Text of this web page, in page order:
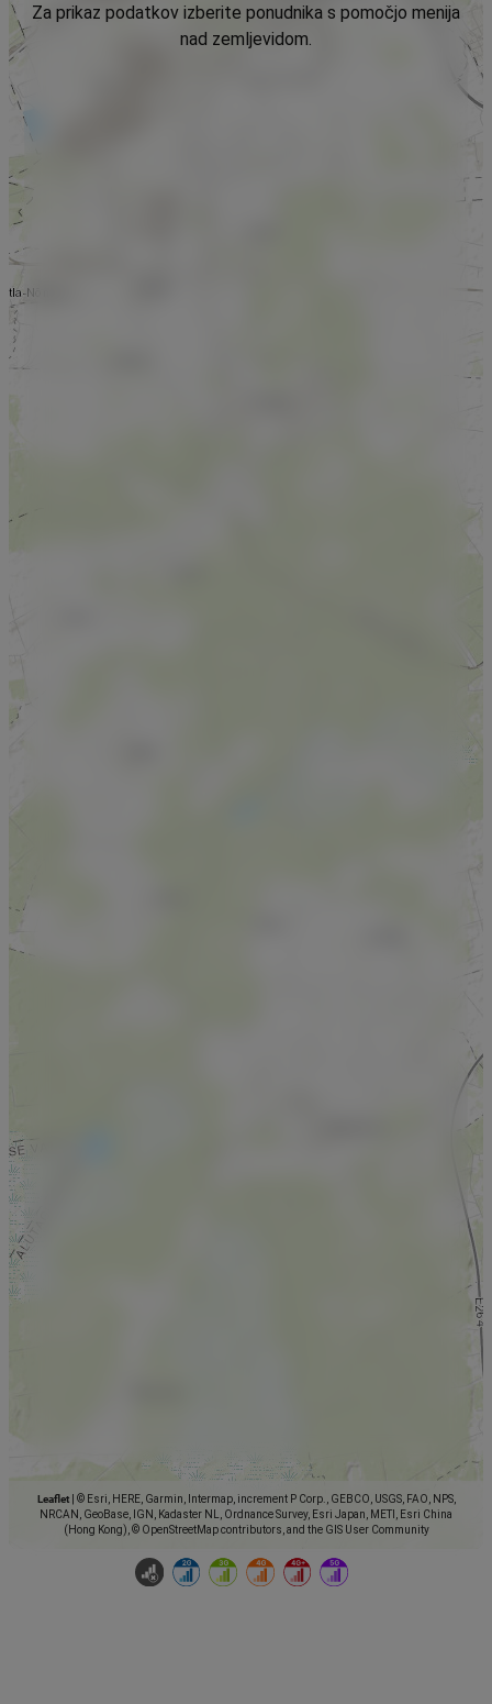
Leaflet
© Esri, HERE, Garmin, Intermap, increment P Corp., GEBCO, USGS, FAO, NPS,
NRCAN, GeoBase, IGN, Kadaster NL, Ordnance Survey, Esri Japan, METI, Esri China
(Hong Kong), © OpenStreetMap contributors, and the GIS User Community
Za prikaz podatkov izberite ponudnika s pomočjo menija
nad zemljevidom.